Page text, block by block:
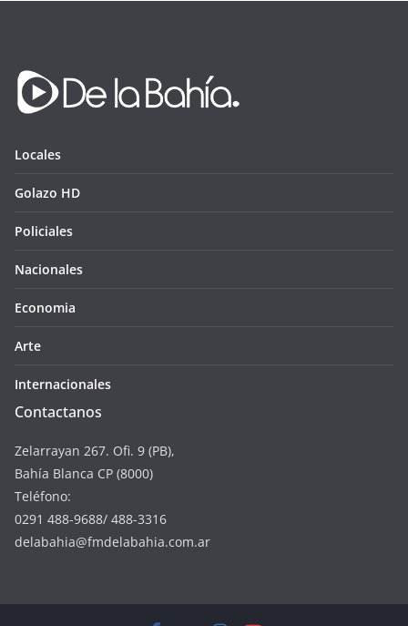
Locales
Golazo HD
Policiales
Nacionales
Economia
Arte
Internacionales
Contactanos
Zelarrayan 267. Ofi. 9 (PB),
Bahía Blanca CP (8000)
Teléfono:
0291 488-9688/ 488-3316
delabahia@fmdelabahia.com.ar